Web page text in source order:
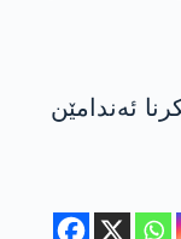
ئەندامێن